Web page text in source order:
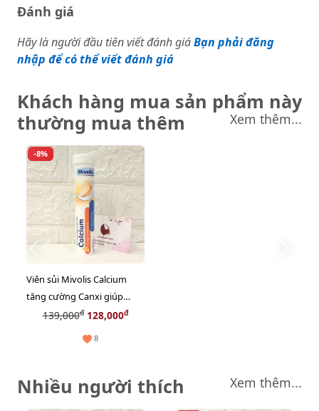
Đánh giá
Hãy là người đầu tiên viết đánh giáBạn phải đăng
nhập để có thể viết đánh giá
Khách hàng mua sản phẩm này
thường mua thêm
Xem thêm...
-8%
Viên sủi Mivolis Calcium
tăng cường Canxi giúp
xương chắc khỏe, hàng nội
139,000đ128,000đ
8
Nhiều người thích Xem thêm...